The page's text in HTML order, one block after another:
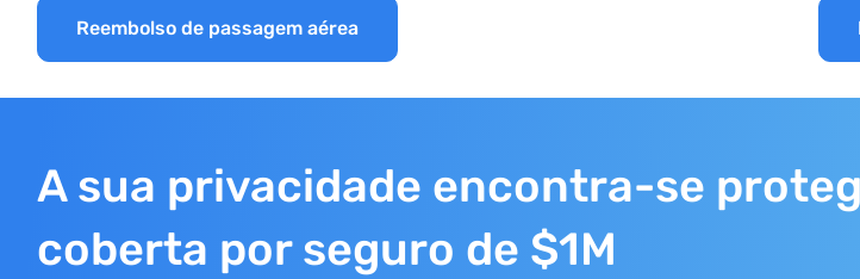
Reembolso de passagem aérea
A sua privacidade encontra-se
coberta por seguro de $1M